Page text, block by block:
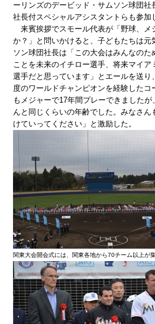
ーリンズのデービッド・サムソン球団社
社長付スペシャルアシスタントらも参加
来賓挨拶でスモール代表が「野球、メ
か？」と問いかけると、子どもたちは元
ソン球団社長は「この大会はみんなの
ことを未来のイチロー選手、将来マイ
選手だと思っています」とエールを送
度のワールドチャンピオンを経験した
もメジャーで17年間プレーできました
んと同じくらいの年齢でした。みなさ
けていってください」と激励した。
関東大会開会式には、関東各地から70チーム以上が